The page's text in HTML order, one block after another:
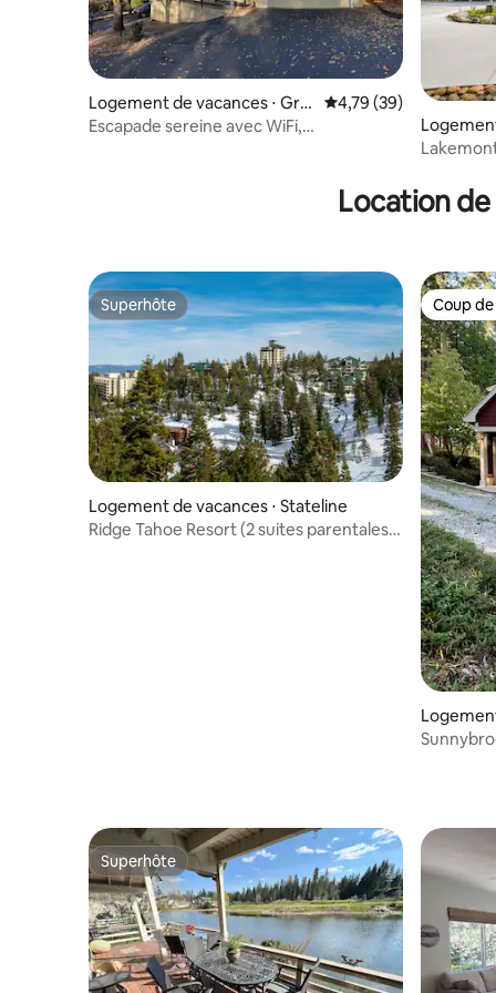
Logement de vacances ⋅ Gro
veland
Évaluation moyenne
4,79 (39)
Escapade sereine avec WiFi,
old
Location
Superhôte
Superhôte
Logement de vacances ⋅ Stateline
Ridge Tahoe Resort (2 suites parentales)
Coup
Coup
Superhôte
Superhôte